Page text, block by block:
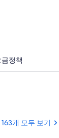
금정책
개 모두 보기